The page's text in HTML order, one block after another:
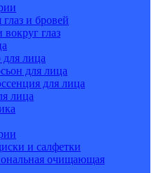
и бровей
глаз
лица
для лица
для лица
лица
и салфетки
очищающая